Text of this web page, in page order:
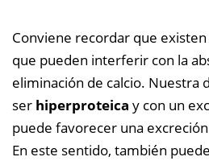
Conviene recordar que
que pueden interferir con la
eliminación de calcio. Nuestra
ser hiperproteica y con un
puede favorecer una
En este sentido, también